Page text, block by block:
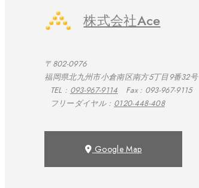
株式会社Ace
〒802-0976
福岡県北九州市小倉南区南方5丁目9番32号
TEL : 093-967-9114 Fax : 093-967-9115
フリーダイヤル : 0120-448-408
Google Map